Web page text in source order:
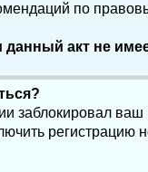
по
данный акт не
заблокировал